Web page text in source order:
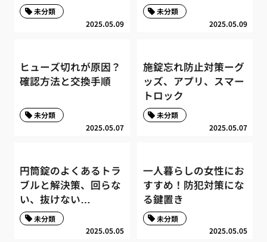
2025.05.09
未分類
2025.05.09
未分類
ヒューズ切れが原因？
確認方法と交換手順
2025.05.07
未分類
施錠忘れ防止対策ーグ
ッズ、アプリ、スマー
トロック
2025.05.07
未分類
円筒錠のよくあるトラ
ブルと解決策、回らな
い、抜けない…
2025.05.05
未分類
一人暮らしの女性にお
すすめ！防犯対策にな
る鍵置き
2025.05.05
未分類